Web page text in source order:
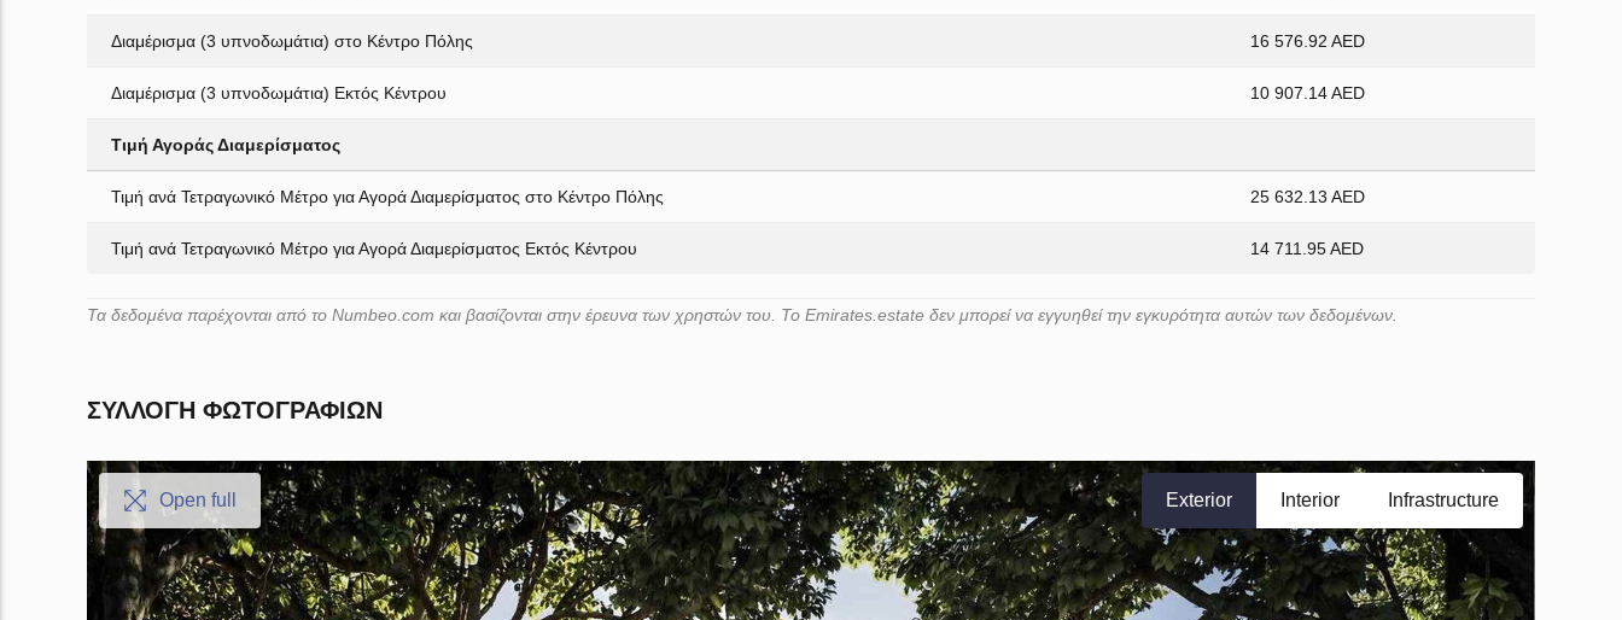
Διαμέρισμα (3 υπνοδωμάτια) στο Κέντρο Πόλης 16 576.92 AED
Διαμέρισμα (3 υπνοδωμάτια) Εκτός Κέντρου 10 907.14 AED
Τιμή Αγοράς Διαμερίσματος
Τιμή ανά Τετραγωνικό Μέτρο για Αγορά Διαμερίσματος στο Κέντρο Πόλης 25 632.13 AED
Τιμή ανά Τετραγωνικό Μέτρο για Αγορά Διαμερίσματος Εκτός Κέντρου 14 711.95 AED
Τα δεδομένα παρέχονται από το Numbeo.com και βασίζονται στην έρευνα των χρηστών του. Το Emirates.estate δεν μπορεί να εγγυηθεί την εγκυρότητα αυτών των δεδομένων.
ΣΥΛΛΟΓΉ ΦΩΤΟΓΡΑΦΙΏΝ
Exterior Interior Infrastructure
Open full